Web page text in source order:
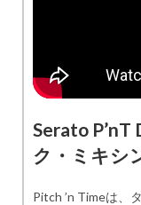
Serato
ク・ミキシ
Pitch ’n Timeは、